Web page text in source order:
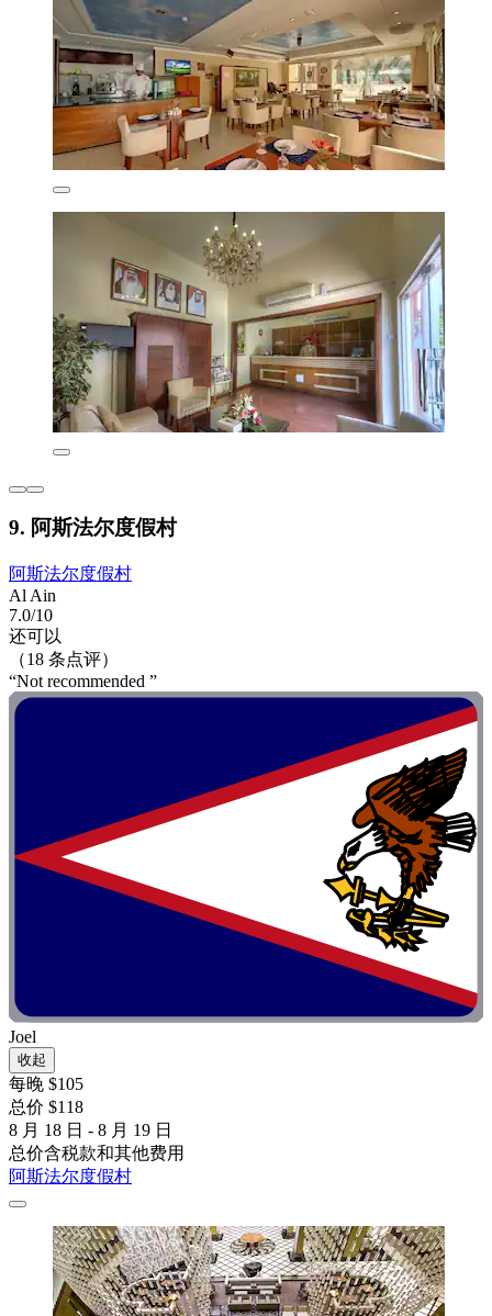
9. 阿斯法尔度假村
阿斯法尔度假村
Al Ain
7.0/10
还可以
（18 条点评）
“Not recommended ”
Joel
收起
每晚 $105
总价 $118
8 月 18 日 - 8 月 19 日
总价含税款和其他费用
阿斯法尔度假村